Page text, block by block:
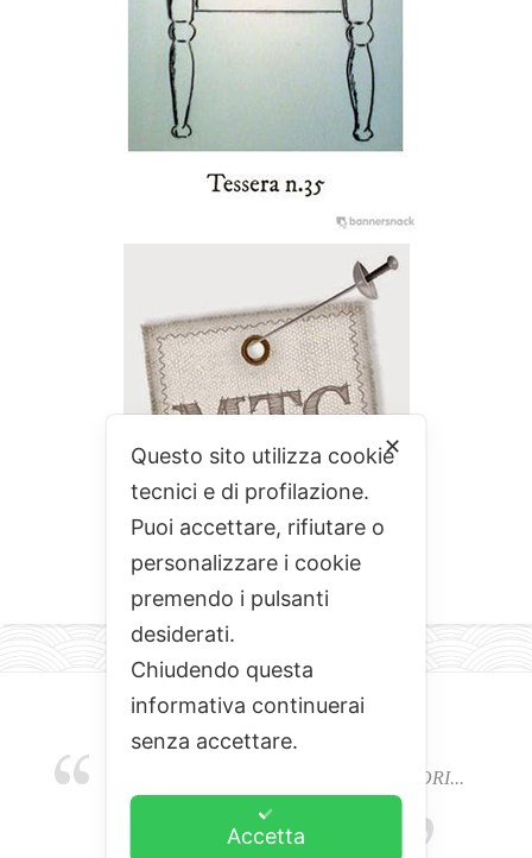
EMOZIONI, COLORI, ODORI E SAPORI...
L'ALCHIMIA DEL BUON CIBO
✕
Questo sito utilizza cookie
tecnici e di profilazione.
Puoi accettare, rifiutare o
personalizzare i cookie
premendo i pulsanti
desiderati.
Chiudendo questa
informativa continuerai
senza accettare.
Accetta